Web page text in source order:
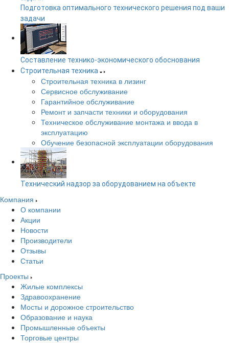
Подготовка оптимального технического решения под ваши
задачи
Составление технико-экономического обоснования
Строительная техника
Строительная техника в лизинг
Сервисное обслуживание
Гарантийное обслуживание
Ремонт и запчасти техники и оборудования
Техническое обслуживание монтажа и ввода в
эксплуатацию
Обучение безопасной эксплуатации оборудования
Технический надзор за оборудованием на объекте
Компания
О компании
Акции
Новости
Производители
Отзывы
Статьи
Проекты
Жилые комплексы
Здравоохранение
Мосты и дорожное строительство
Образование и наука
Промышленные объекты
Торговые центры